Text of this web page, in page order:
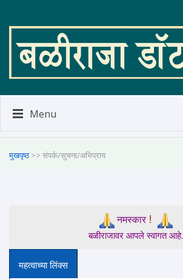
Menu
मुखपृष्ठ >> संपर्क/सुचना/अभिप्राय
नमस्कार!
बळीराजावर आपले स्वागत आहे.
महत्वाच्या लिंक्स